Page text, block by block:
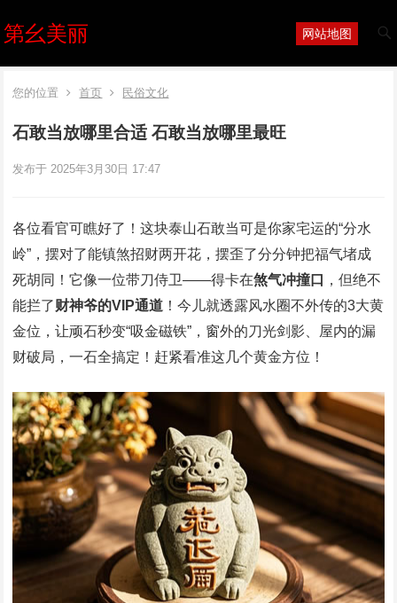
第幺美丽 网站地图
您的位置 首页 民俗文化
石敢当放哪里合适 石敢当放哪里最旺
发布于 2025年3月30日 17:47
各位看官可瞧好了！这块泰山石敢当可是你家宅运的“分水
岭”，摆对了能镇煞招财两开花，摆歪了分分钟把福气堵成
死胡同！它像一位带刀侍卫——得卡在煞气冲撞口
，但绝不
能拦了财神爷的VIP通道 ！今儿就透露风水圈不外传的3大黄
金位，让顽石秒变“吸金磁铁”，窗外的刀光剑影、屋内的漏
财破局，一石全搞定！赶紧看准这几个黄金方位！